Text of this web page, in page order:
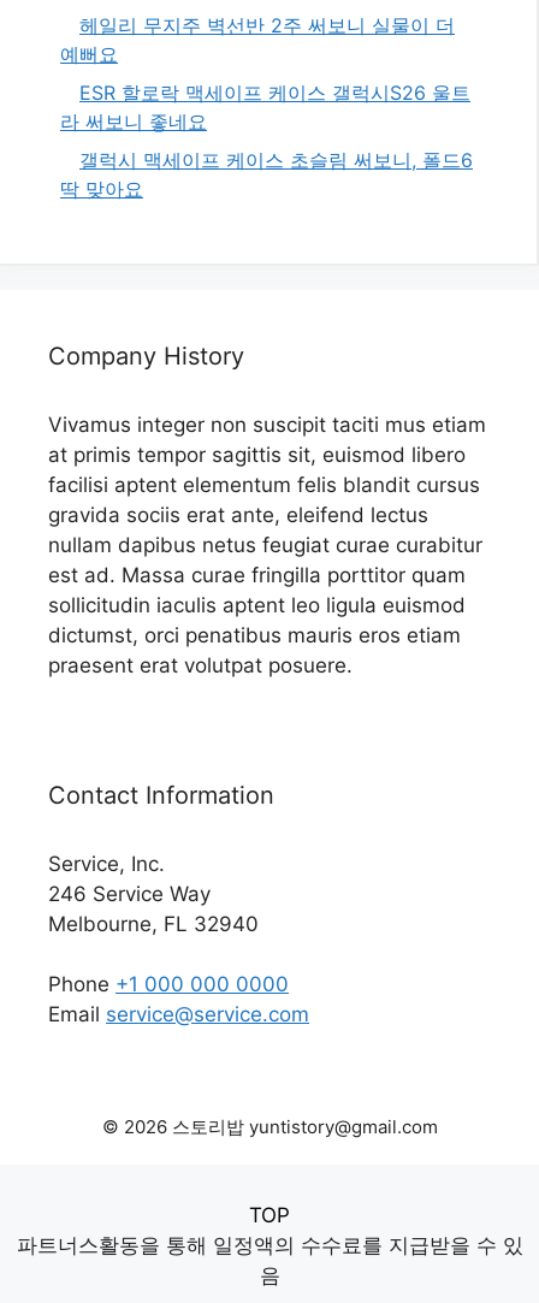
헤일리 무지주 벽선반 2주 써보니 실물이 더
예뻐요
ESR 할로락 맥세이프 케이스 갤럭시S26 울트
라 써보니 좋네요
갤럭시 맥세이프 케이스 초슬림 써보니, 폴드6
딱 맞아요
Company History
Vivamus integer non suscipit taciti mus etiam
at primis tempor sagittis sit, euismod libero
facilisi aptent elementum felis blandit cursus
gravida sociis erat ante, eleifend lectus
nullam dapibus netus feugiat curae curabitur
est ad. Massa curae fringilla porttitor quam
sollicitudin iaculis aptent leo ligula euismod
dictumst, orci penatibus mauris eros etiam
praesent erat volutpat posuere.
Contact Information
Service, Inc.
246 Service Way
Melbourne, FL 32940
Phone +1 000 000 0000
Email service@service.com
© 2026 스토리밥 yuntistory@gmail.com
TOP
파트너스활동을 통해 일정액의 수수료를 지급받을 수 있
음